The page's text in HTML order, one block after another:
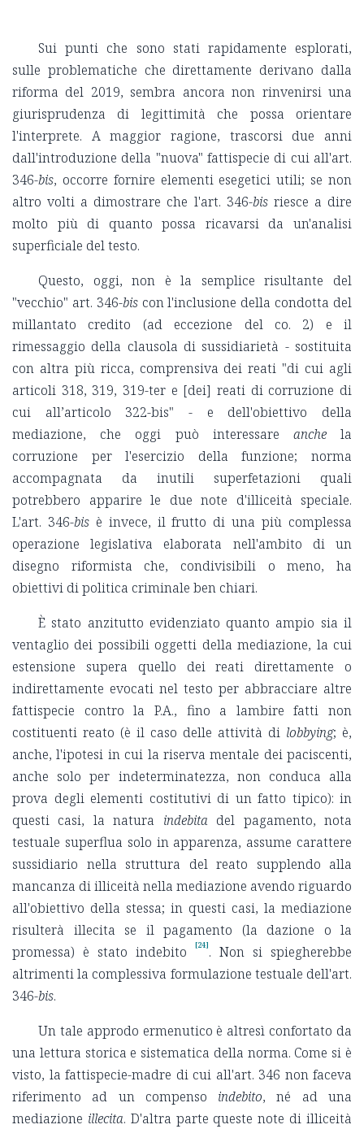
Sui punti che sono stati rapidamente esplorati,
sulle problematiche che direttamente derivano dalla
riforma del 2019, sembra ancora non rinvenirsi una
giurisprudenza di legittimità che possa orientare
l'interprete. A maggior ragione, trascorsi due anni
dall'introduzione della "nuova" fattispecie di cui all'art.
346-bis, occorre fornire elementi esegetici utili; se non
altro volti a dimostrare che l'art. 346-bisriesce a dire
molto più di quanto possa ricavarsi da un'analisi
superficiale del testo.
Questo, oggi, non è la semplice risultante del
"vecchio" art. 346-biscon l'inclusione della condotta del
millantato credito (ad eccezione del co. 2) e il
rimessaggio della clausola di sussidiarietà - sostituita
con altra più ricca, comprensiva dei reati "di cui agli
articoli 318, 319, 319-ter e [dei] reati di corruzione di
cui all’articolo 322-bis" - e dell'obiettivo della
mediazione, che oggi può interessare anchela
corruzione per l'esercizio della funzione; norma
accompagnata da inutili superfetazioni quali
potrebbero apparire le due note d'illiceità speciale.
L'art. 346-bisè invece, il frutto di una più complessa
operazione legislativa elaborata nell'ambito di un
disegno riformista che, condivisibili o meno, ha
obiettivi di politica criminale ben chiari.
È stato anzitutto evidenziato quanto ampio sia il
ventaglio dei possibili oggetti della mediazione, la cui
estensione supera quello dei reati direttamente o
indirettamente evocati nel testo per abbracciare altre
fattispecie contro la P.A., fino a lambire fatti non
costituenti reato (è il caso delle attività di lobbying; è,
anche, l'ipotesi in cui la riserva mentale dei paciscenti,
anche solo per indeterminatezza, non conduca alla
prova degli elementi costitutivi di un fatto tipico): in
questi casi, la natura indebitadel pagamento, nota
testuale superflua solo in apparenza, assume carattere
sussidiario nella struttura del reato supplendo alla
mancanza di illiceità nella mediazione avendo riguardo
all'obiettivo della stessa; in questi casi, la mediazione
risulterà illecita se il pagamento (la dazione o la
promessa) è stato indebito
[24]. Non si spiegherebbe
altrimenti la complessiva formulazione testuale dell'art.
346-bis.
Un tale approdo ermenutico è altresì confortato da
una lettura storica e sistematica della norma. Come si è
visto, la fattispecie-madre di cui all'art. 346 non faceva
riferimento ad un compenso indebito, né ad una
mediazione illecita. D'altra parte queste note di illiceità